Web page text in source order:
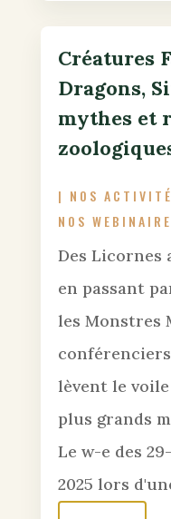
Créatures
Dragons,
mythes et
| NOS
NOS
Des Licornes
en passant
les Monstres
lèvent le
plus grands
Le w-e des
2025 lors